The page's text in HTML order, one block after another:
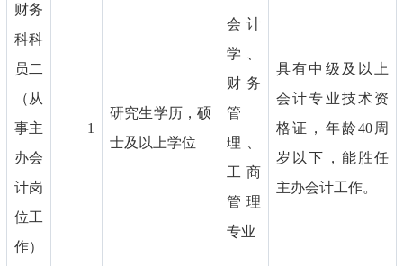
财务
科科
员二
（从
事主
办会
计岗
位工
作）
1
研究生学历，硕
士及以上学位
会计
学、
财务
管
理、
工商
管理
专业
具有中级及以上
会计专业技术资
格证，年龄40周
岁以下，能胜任
主办会计工作。